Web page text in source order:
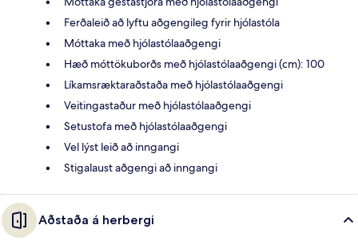
Ferðaleið að lyftu aðgengileg fyrir hjólastóla
Móttaka með hjólastólaaðgengi
Hæð móttökuborðs með hjólastólaaðgengi (cm): 100
Líkamsræktaraðstaða með hjólastólaaðgengi
Veitingastaður með hjólastólaaðgengi
Setustofa með hjólastólaaðgengi
Vel lýst leið að inngangi
Stigalaust aðgengi að inngangi
Aðstaða á herbergi